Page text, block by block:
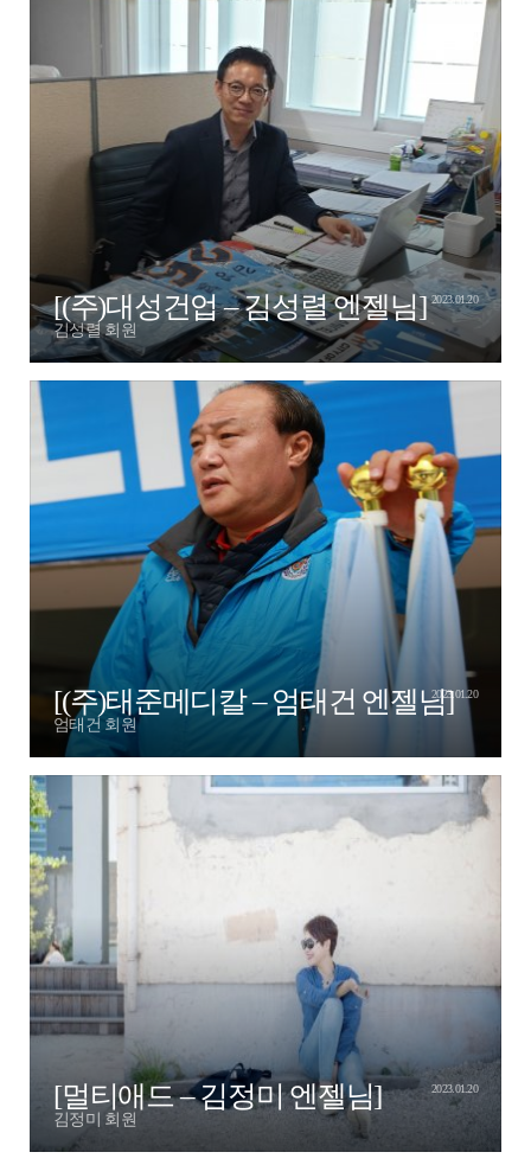
[(주)대성건업 – 김성렬 엔젤님]
김성렬 회원
2023.01.20
[(주)태준메디칼 – 엄태건 엔젤님]
엄태건 회원
2023.01.20
[멀티애드 – 김정미 엔젤님]
김정미 회원
2023.01.20